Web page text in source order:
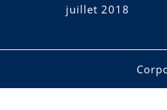
juillet 2018